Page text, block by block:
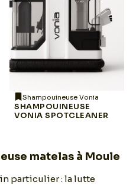
Shampouineuse Vonia
SHAMPOUINEUSE
VONIA SPOTCLEANER
matelas à Moule
particulier : la lutte